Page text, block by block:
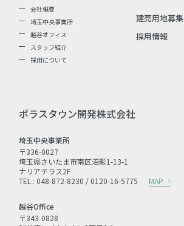
会社概要
埼玉中央事業所
越谷オフィス
スタッフ紹介
採用について
建売用地募集
採用情報
ポラスタウン開発株式会社
埼玉中央事業所
〒336-0027
埼玉県さいたま市南区沼影1-13-1
ナリアテラス2F
TEL : 048-872-8230 / 0120-16-5775
MAP
越谷Office
〒343-0828